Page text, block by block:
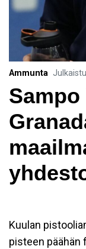
Ammunta Julkaistu
Kuulan
pisteen päähän